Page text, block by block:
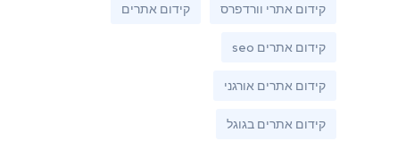
קידום אתרי וורדפרס קידום אתרים
קידום אתרים seo
קידום אתרים אורגני
קידום אתרים בגוגל